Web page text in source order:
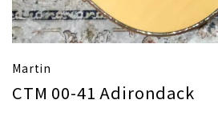
Martin
CTM 00-41 Adirondack